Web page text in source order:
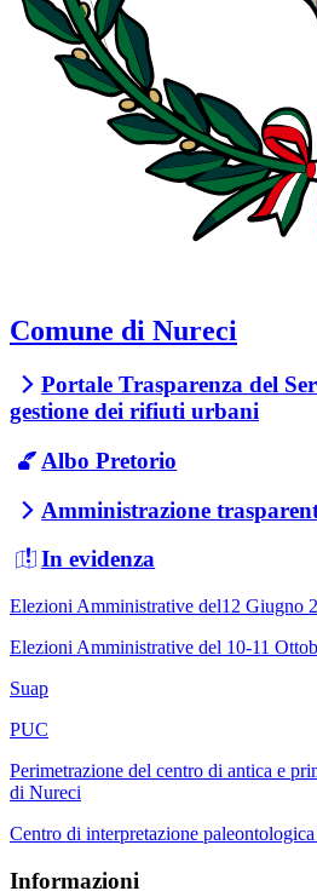
Comune di Nureci
Portale Trasparenza del
gestione dei rifiuti urbani
Albo Pretorio
Amministrazione
In evidenza
Elezioni Amministrative del12 Giugno
Elezioni Amministrative del 10-11
Suap
PUC
Perimetrazione del centro di antica e
di Nureci
Centro di interpretazione
Informazioni